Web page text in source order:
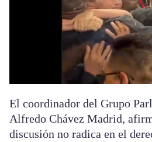
El coordinador del Grupo
Alfredo Chávez Madrid,
discusión no radica en el